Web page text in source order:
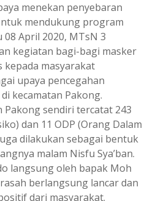
menekan penyebaran
mendukung program
April 2020, MTsN 3
kegiatan bagi-bagi masker
masyarakat
upaya pencegahan
kecamatan Pakong.
Pakong sendiri tercatat 243
dan 11 ODP (Orang Dalam
dilakukan sebagai bentuk
malam Nisfu Sya’ban.
langsung oleh bapak Moh
berlangsung lancar dan
dari masyarakat.